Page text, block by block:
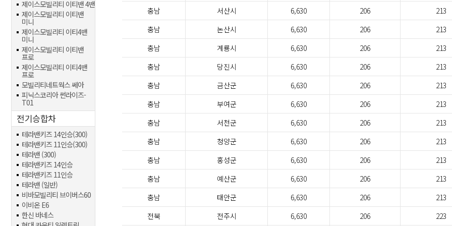
제이스모빌리티 이티밴 4밴
제이스모빌리티 이티밴
미니
제이스모빌리티 이티4밴
미니
제이스모빌리티 이티밴
프로
제이스모빌리티 이티4밴
프로
모빌리티네트웍스 쎄아
피닉스코리아 썬라이즈-
T01
전기승합차
테라밴키즈 14인승(300)
테라밴키즈 11인승(300)
테라밴 (300)
테라밴키즈 14인승
테라밴키즈 11인승
테라밴 (일반)
비바모빌리티 브이버스60
이비온 E6
한신 바네스
충남 서산시 6,630 206
213
충남
논산시 6,630 206
213
충남
계룡시 6,630 206
213
충남
당진시 6,630 206
213
충남
금산군 6,630 206
213
충남
부여군 6,630 206
213
충남
서천군 6,630 206
213
충남
청양군 6,630 206
213
충남
홍성군 6,630 206
213
충남
예산군 6,630 206
213
충남
태안군 6,630 206
213
전북
전주시 6,630 206 223